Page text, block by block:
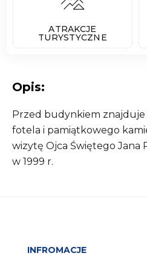
ATRAKCJE
TURYSTYCZNE
Opis:
Przed budynkiem znajduje
fotela i pamiątkowego
wizytę Ojca Świętego Jana
w 1999 r.
INFROMACJE